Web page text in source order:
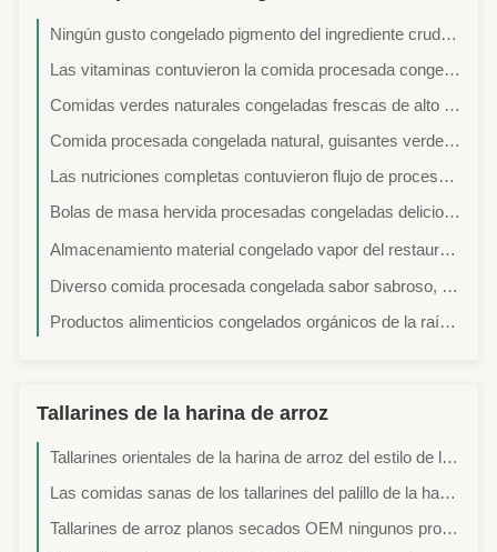
Ningún gusto congelado pigmento del ingrediente crudo sano de la cubierta de la salsa de las habas buen
Las vitaminas contuvieron la comida procesada congelada, congelando tecnología fresca de las zanahorias IQF
Comidas verdes naturales congeladas frescas de alto valor proteico de las habas para el supermercado
Comida procesada congelada natural, guisantes verdes frescos sanos de Edamame de las comidas congeladas
Las nutriciones completas contuvieron flujo de proceso congelado cortado en cuadritos congelado de las verduras frescas de las zanahorias
Bolas de masa hervida procesadas congeladas deliciosas JiaoZi de la comida con diverso Ingrediants interno
Almacenamiento material congelado vapor del restaurante tradicional -18℃ de las bolas de masa hervida de Jiaozi del chino
Diverso comida procesada congelada sabor sabroso, bolas de masa hervida chinas congeladas Jiaozi
Productos alimenticios congelados orgánicos de la raíz fresca de Lotus NINGUNOS preservativos añadidos para el adulto
Tallarines de la harina de arroz
Tallarines orientales de la harina de arroz del estilo de las orquídeas, nutriciones completas frescas de los tallarines de arroz
Las comidas sanas de los tallarines del palillo de la harina de los productos naturales de Tyling fríen con la carne/las verduras
Tallarines de arroz planos secados OEM ningunos productos verdes orgánicos 100% de Natrual del pigmento